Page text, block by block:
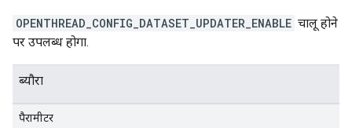
OPENTHREAD_CONFIG_DATASET_UPDATER_ENABLE चालू होने
पर उपलब्ध होगा.
ब्यौरा
पैरामीटर